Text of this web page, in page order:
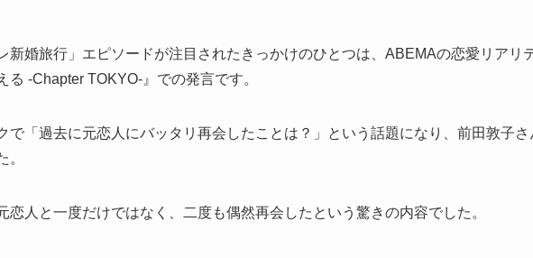
新婚旅行」エピソードが注目されたきっかけのひとつは、ABEMAの恋愛リアリ
る -Chapter TOKYO-』での発言です。
で「過去に元恋人にバッタリ再会したことは？」という話題になり、前田敦子さ
。
恋人と一度だけではなく、二度も偶然再会したという驚きの内容でした。